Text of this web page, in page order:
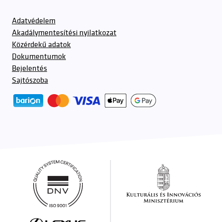
Adatvédelem
Akadálymentesítési nyilatkozat
Közérdekű adatok
Dokumentumok
Bejelentés
Sajtószoba